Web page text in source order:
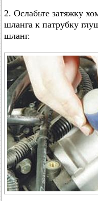
2. Ослабьте затяжку
шланга к патрубку
шланг.